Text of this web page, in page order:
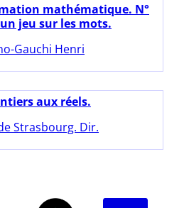
mathématique. N°
un jeu sur les mots.
Gauchi Henri
aux réels.
Strasbourg. Dir.